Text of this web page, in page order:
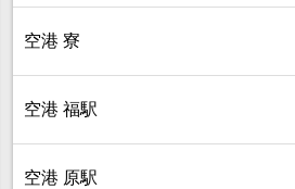
空港 寮
空港 福駅
空港 原駅